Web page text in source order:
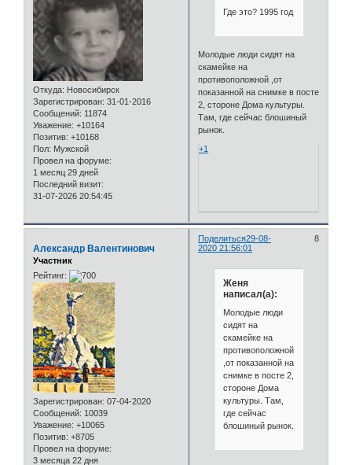
Откуда: Новосибирск
Зарегистрирован: 31-01-2016
Сообщений: 11874
Уважение: +10164
Позитив: +10168
Пол: Мужской
Провел на форуме:
1 месяц 29 дней
Последний визит:
31-07-2026 20:54:45
Где это? 1995 год
Молодые люди сидят на
скамейке на
противоположной ,от
показанной на снимке в посте
2, стороне Дома культуры.
Там, где сейчас блошиный
рынок.
+1
Поделиться 8
29-08-
2020 21:56:01
Александр Валентинович
Участник
Рейтинг:
Зарегистрирован: 07-04-2020
Сообщений: 10039
Уважение: +10065
Позитив: +8705
Провел на форуме:
3 месяца 22 дня
Женя
написал(а):
Молодые люди
сидят на
скамейке на
противоположной
,от показанной на
снимке в посте 2,
стороне Дома
культуры. Там,
где сейчас
блошиный рынок.